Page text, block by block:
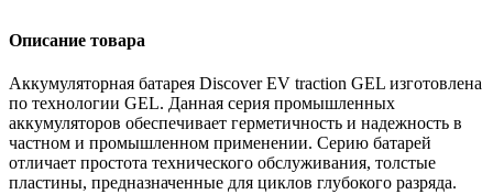
Описание товара
Аккумуляторная батарея Discover EV traction GEL изготовлена
по технологии GEL. Данная серия промышленных
аккумуляторов обеспечивает герметичность и надежность в
частном и промышленном применении. Серию батарей
отличает простота технического обслуживания, толстые
пластины, предназначенные для циклов глубокого разряда.